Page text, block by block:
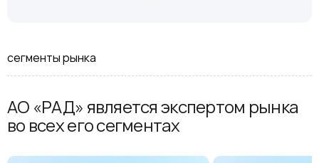
сегменты рынка
АО «РАД» является экспертом рынка
во всех его сегментах